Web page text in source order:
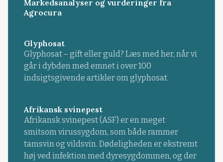
Markedsanalyser og vurderinger fra
Agrocura
Glyphosat
Glyphosat – gift eller guld? Læs med her, når vi
går i dybden med emnet i over 100
indsigtsgivende artikler om glyphosat.
Afrikansk svinepest
Afrikansk svinepest (ASF) er en meget
smitsom virussygdom, som både rammer
tamsvin og vildsvin. Dødeligheden er ekstremt
høj ved infektion med dyresygdommen, og der